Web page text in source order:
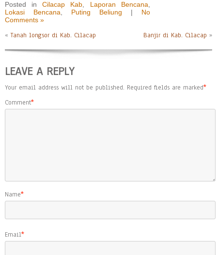
Posted inCilacap Kab Laporan Bencana
Lokasi Bencana
Puting Beliung | No
Comments »
«Tanah longsor di Kab. Cilacap Banjir di Kab. Cilacap »
LEAVE A REPLY
Your email address will not be published. Required fields are marked*
Comment*
Name*
Email*